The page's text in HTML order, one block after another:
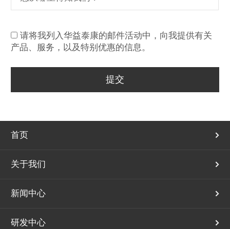
请将我列入华益泰康的邮件活动中，向我提供有关
产品、服务，以及特别优惠的信息。
首页
关于我们
新闻中心
研发中心